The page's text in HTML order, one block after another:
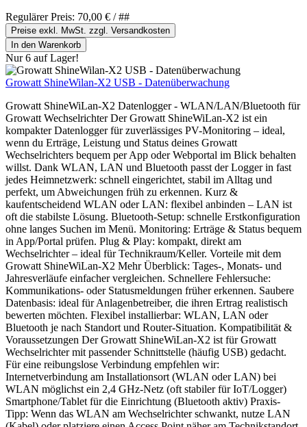
Regulärer Preis: 70,00 € / ##
Preise exkl. MwSt. zzgl. Versandkosten
In den Warenkorb
Nur 6 auf Lager!
Growatt ShineWilan-X2 USB - Datenüberwachung
Growatt ShineWiLan-X2 Datenlogger - WLAN/LAN/Bluetooth für
Growatt Wechselrichter Der Growatt ShineWiLan-X2 ist ein
kompakter Datenlogger für zuverlässiges PV-Monitoring – ideal,
wenn du Erträge, Leistung und Status deines Growatt
Wechselrichters bequem per App oder Webportal im Blick behalten
willst. Dank WLAN, LAN und Bluetooth passt der Logger in fast
jedes Heimnetzwerk: schnell eingerichtet, stabil im Alltag und
perfekt, um Abweichungen früh zu erkennen. Kurz &
kaufentscheidend WLAN oder LAN: flexibel anbinden – LAN ist
oft die stabilste Lösung. Bluetooth-Setup: schnelle Erstkonfiguration
ohne langes Suchen im Menü. Monitoring: Erträge & Status bequem
in App/Portal prüfen. Plug & Play: kompakt, direkt am
Wechselrichter – ideal für Technikraum/Keller. Vorteile mit dem
Growatt ShineWiLan-X2 Mehr Überblick: Tages-, Monats- und
Jahresverläufe einfacher vergleichen. Schnellere Fehlersuche:
Kommunikations- oder Statusmeldungen früher erkennen. Saubere
Datenbasis: ideal für Anlagenbetreiber, die ihren Ertrag realistisch
bewerten möchten. Flexibel installierbar: WLAN, LAN oder
Bluetooth je nach Standort und Router-Situation. Kompatibilität &
Voraussetzungen Der Growatt ShineWiLan-X2 ist für Growatt
Wechselrichter mit passender Schnittstelle (häufig USB) gedacht.
Für eine reibungslose Verbindung empfehlen wir:
Internetverbindung am Installationsort (WLAN oder LAN) bei
WLAN möglichst ein 2,4 GHz-Netz (oft stabiler für IoT/Logger)
Smartphone/Tablet für die Einrichtung (Bluetooth aktiv) Praxis-
Tipp: Wenn das WLAN am Wechselrichter schwankt, nutze LAN